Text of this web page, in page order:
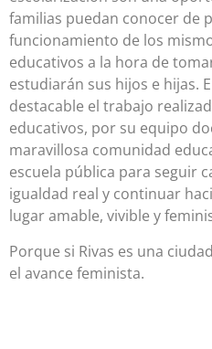
familias puedan conocer de
funcionamiento de los
educativos a la hora de
estudiarán sus hijos e hijas.
destacable el trabajo
educativos, por su equipo
maravillosa comunidad
escuela pública para seguir
igualdad real y continuar
lugar amable, vivible y
Porque si Rivas es una
el avance feminista.